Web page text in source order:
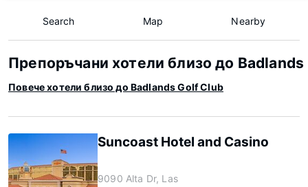
Search Map Nearby
Препоръчани хотели близо до
Повече хотели близо до Badlands Golf Club
Suncoast Hotel and Casino
9090 Alta Dr, Las